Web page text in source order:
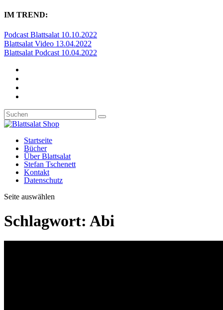
IM TREND:
Podcast Blattsalat 10.10.2022
Blattsalat Video 13.04.2022
Blattsalat Podcast 10.04.2022
Startseite
Bücher
Über Blattsalat
Stefan Tschenett
Kontakt
Datenschutz
Seite auswählen
Schlagwort: Abi